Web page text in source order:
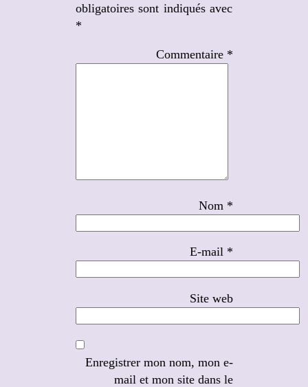
obligatoires sont indiqués avec
*
Commentaire *
Nom *
E-mail *
Site web
Enregistrer mon nom, mon e-
mail et mon site dans le